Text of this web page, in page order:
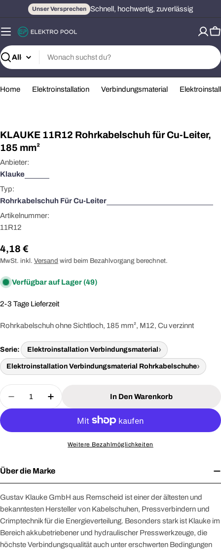
Inhalt
springen
Unser Versprechen Schnell, hochwertig, zuverlässig
Suchen
Home Elektroinstallation Verbindungsmaterial
KLAUKE 11R12 Rohrkabelschuh für Cu-Leiter,
185 mm²
Anbieter:
Klauke
Typ:
Rohrkabelschuh Für Cu-Leiter
Artikelnummer:
11R12
Regulärer
Preis
4,18 €
MwSt. inkl. Versand wird beim Bezahlvorgang berechnet.
Verfügbar auf Lager (49)
2-3 Tage Lieferzeit
Rohrkabelschuh ohne Sichtloch, 185 mm², M12, Cu verzinnt
Serie: Elektroinstallation Verbindungsmaterial
Elektroinstallation Verbindungsmaterial Rohrkabelschuhe
Menge
Menge Für KLAUKE 11R12 Rohrkabelschuh Für
Menge Für KLAUKE 11R12
In Den Warenkorb
Weitere Bezahlmöglichkeiten
Über die Marke
Gustav Klauke GmbH aus Remscheid ist einer der ältesten und
bekanntesten Hersteller von Kabelschuhen, Pressverbindern und
Crimptechnik für die Energieverteilung. Besonders stark ist Klauke im
Bereich akkubetriebener und hydraulischer Presswerkzeuge, die
höchste Verbindungsqualität auch unter erschwerten Bedingungen